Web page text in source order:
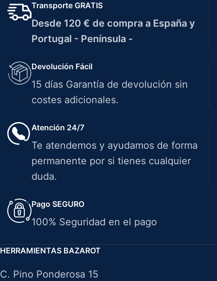
Transporte GRATIS
Desde 120 € de compra a España y
Portugal - Península -
Devolución Fácil
15 días Garantía de devolución sin
costes adicionales.
Atención 24/7
Te atendemos y ayudamos de forma
permanente por si tienes cualquier
duda.
Pago SEGURO
100% Seguridad en el pago
HERRAMIENTAS BAZAROT
C. Pino Ponderosa 15